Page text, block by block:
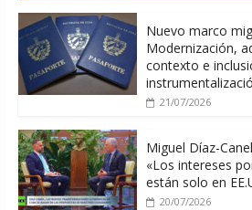
Nuevo marco
Modernización,
contexto e
21/07/2026
Miguel Díaz-
«Los intereses
están solo en
20/07/2026